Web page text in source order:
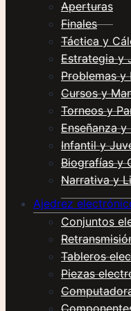
Aperturas
Finales
Táctica y
Estrategia y
Problemas y
Cursos y
Torneos y
Enseñanza
Infantil y
Biografías y
Narrativa y
Ajedrez
Conjuntos
Tableros
Piezas